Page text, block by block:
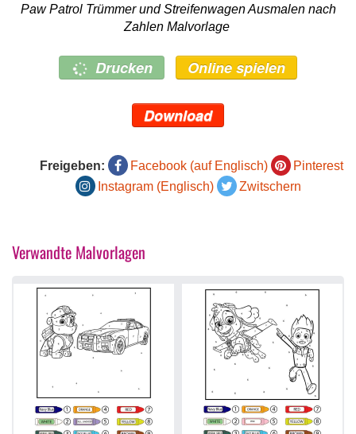
Paw Patrol Trümmer und Streifenwagen Ausmalen nach
Zahlen Malvorlage
Drucken Online spielen
Download
Freigeben: Facebook (auf Englisch)
Pinterest
Instagram (Englisch)
Zwitschern
Verwandte Malvorlagen